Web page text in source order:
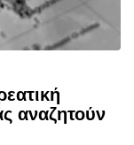
αναζητούν